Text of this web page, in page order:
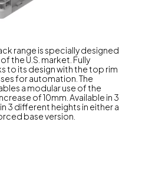
range is specially designed
the U.S. market. Fully
to its design with the top rim
for automation. The
a modular use of the
of 10mm. Available in 3
3 different heights in either a
base version.